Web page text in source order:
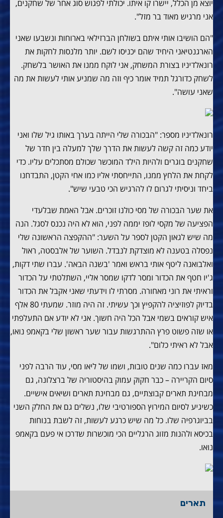
יוצא מן הכלל, יישרו קו איתו. יכולתי לפגוש סוג אחר של שחקנים,
אני מרגיש מאוד בר מזל".
"הם הושיבו אותי איתם בשולחן הברזילאי בארוחות ונשבעו שאני
הארגנטיאני היחיד שהם יכניסו לשם. יותר מלנסות לחקות את
רונאלדיניו בצורת המשחק, אני לוקח ממנו את האושר בלשחק.
לשחק כדורגל תמיד אומר כיף וזה מה שמניע אותי לעשות את מה
שאני עושה".
רונאלדיניו מספר: "הבכורה שלי הייתה בערך באותו גיל שלו ואני
יודע כמה זה קשה לעשות את הדרך שלך למעלה בין חדר של
שחקנים בוגרים ולהיות הילד המוכשר שכולם מסתכלים עליו. כדי
לקחת את הלחץ ממנו, התייחסתי אליו כמו אחי הקטן, התבדחנו
ביחד וניסיתי לגרום לו להרגיש הכי טבעי שיש".
את שער הבכורה של מסי כולנו זוכרים. אבל האמת שבלעדי
הפציעה של מקסי לופז יממה לפני, הוא לא היה נכנס לסגל. הנה
מה שיש לגאון הקטן לספר על השער: "ההקפצה הראשונה שלי
נפסלה בטענה לא מוצדקת לנבדל. השוער של אלבסטה, ראול
ואלבואנה ליטף אותי בראש ואמר 'בשנה הבאה'. עברו שתי דקות,
ג'יו חטף את הכדור ומסר לדקו שמסר אליי, השתלטתי על הכדור
וראיתי את רוני מאחורה. מסרתי לו וידעתי שאני אקבל את הכדור
בדיוק לפוזיציה להקפיץ וכך עשיתי. זה היה מוזר. שמעתי 80 אלף
איש קוראים בשמי אבל הכל היה חשוך. אני לא יודע אם התעלפתי
או שזה פשוט פרץ ההתרגשות עבור שער ראשון שלי בקאמפ נואו,
אבל לא ראיתי כלום".
מאז עברו כמה שנים טובות, ושמו של ליאו מסי, עוד הרבה לפני
סיום הקריירה – כבר חקוק עמוק בהיסטוריה של ברצלונה, גם
מבחינת תארים קבוצתיים, גם מבחינת תארים ושיאים אישיים.
כשיגיע לסיום המירוץ הספורטיבי שלו, נשלים גם את החלק השני
בביוגרפיה שלו. כל מה שיש כרגע לעשות, זה לשבת בנוחות
בכיסא ולהנות מזוג הרגליים הכי מוכשרות שדרכו אי פעם בקאמפ
נואו.
תארים